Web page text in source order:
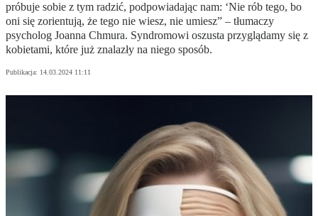
próbuje sobie z tym radzić, podpowiadając nam: ‘Nie rób tego, bo
oni się zorientują, że tego nie wiesz, nie umiesz” – tłumaczy
psycholog Joanna Chmura. Syndromowi oszusta przyglądamy się z
kobietami, które już znalazły na niego sposób.
Publikacja: 14.03.2024 11:11